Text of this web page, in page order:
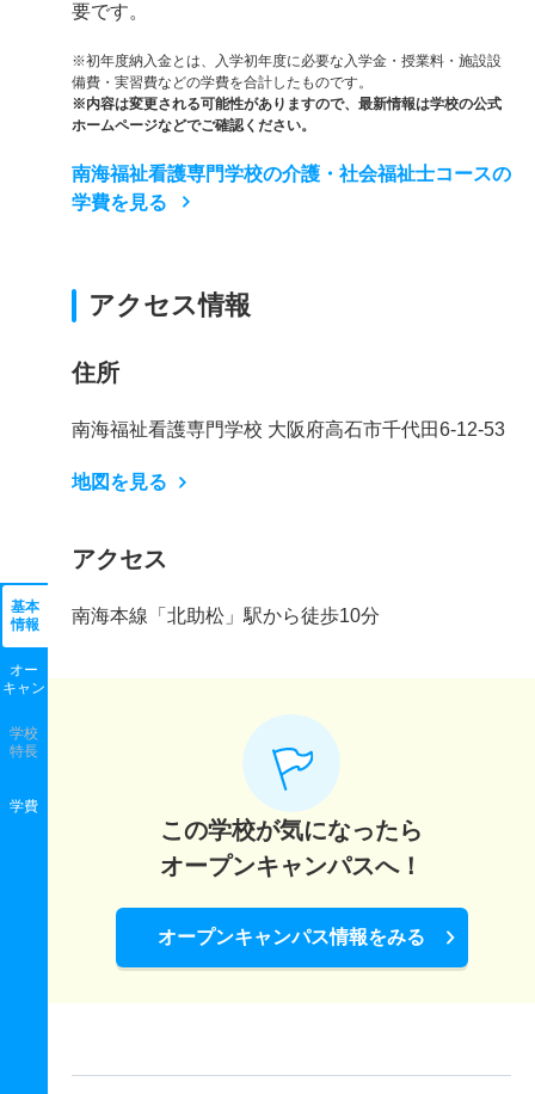
基本
情報
オー
キャン
学校
特長
学費
要です。
※初年度納入金とは、入学初年度に必要な入学金・授業料・施設設
備費・実習費などの学費を合計したものです。
※内容は変更される可能性がありますので、最新情報は学校の公式
ホームページなどでご確認ください。
南海福祉看護専門学校の介護・社会福祉士コースの
学費を見る
アクセス情報
住所
南海福祉看護専門学校 大阪府高石市千代田6-12-53
地図を見る
アクセス
南海本線「北助松」駅から徒歩10分
この学校が気になったら
オープンキャンパスへ！
オープンキャンパス情報をみる